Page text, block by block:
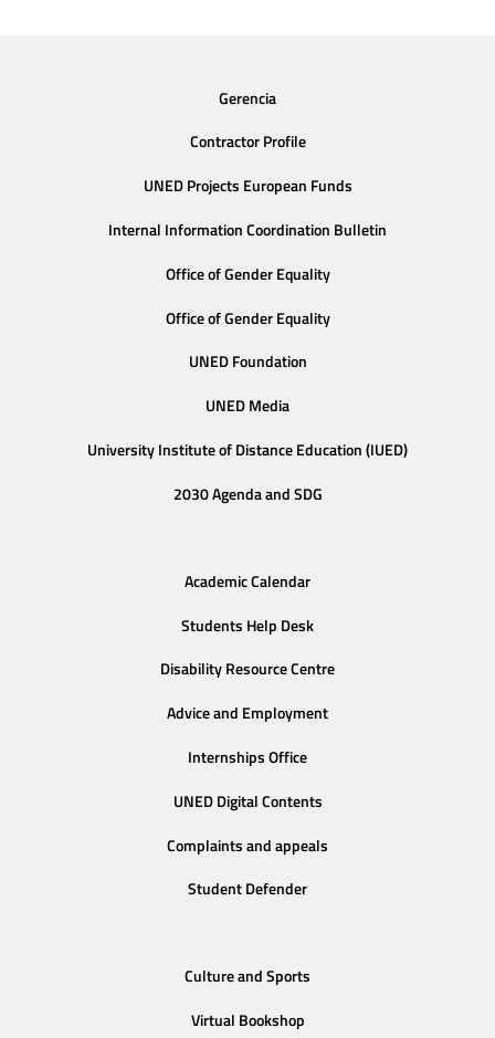
Gerencia
Contractor Profile
UNED Projects European Funds
Internal Information Coordination Bulletin
Office of Gender Equality
Office of Gender Equality
UNED Foundation
UNED Media
University Institute of Distance Education (IUED)
2030 Agenda and SDG
Academic Calendar
Students Help Desk
Disability Resource Centre
Advice and Employment
Internships Office
UNED Digital Contents
Complaints and appeals
Student Defender
Culture and Sports
Virtual Bookshop